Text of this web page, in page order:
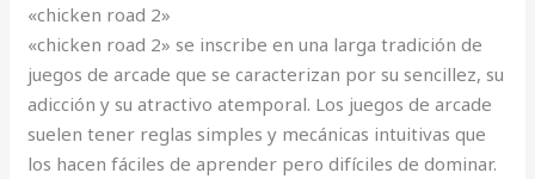
«chicken road 2»
«chicken road 2» se inscribe en una larga tradición de
juegos de arcade que se caracterizan por su sencillez, su
adicción y su atractivo atemporal. Los juegos de arcade
suelen tener reglas simples y mecánicas intuitivas que
los hacen fáciles de aprender pero difíciles de dominar.